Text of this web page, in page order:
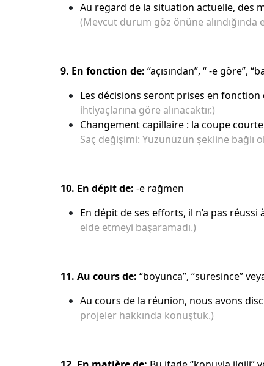
Au regard de la situation actuelle, des
(Mevcut durum göz önüne
9. En fonction de: “açısından”, “ -e göre”,
Les décisions seront prises en fonction
ihtiyaçlarına göre alınacaktır.)
Changement capillaire : la coupe
Saç değişimi: Yüzünüzün şekline bağlı
10. En dépit de: -e rağmen
En dépit de ses efforts, il n’a pas
elde etmeyi başaramadı.)
11. Au cours de: “boyunca”, “süresince”
Au cours de la réunion, nous avons
projeler hakkında konuştuk.)